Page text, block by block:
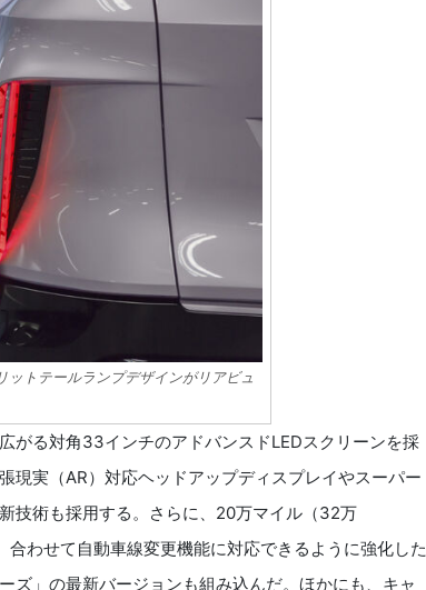
トテールランプデザインがリアビュ
がる対角33インチのアドバンスドLEDスクリーンを採
現実（AR）対応ヘッドアップディスプレイやスーパー
技術も採用する。さらに、20万マイル（32万
わせて自動車線変更機能に対応できるように強化した
ズ」の最新バージョンも組み込んだ。ほかにも、キャ